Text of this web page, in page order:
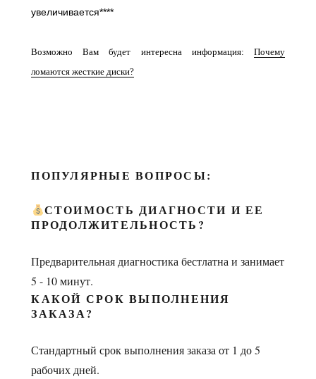
увеличивается****
Возможно Вам будет интересна информация: Почему
ломаются жесткие диски?
ПОПУЛЯРНЫЕ ВОПРОСЫ:
СТОИМОСТЬ ДИАГНОСТИ И ЕЕ
ПРОДОЛЖИТЕЛЬНОСТЬ?
Предварительная диагностика бестлатна и занимает
5 - 10 минут.
КАКОЙ СРОК ВЫПОЛНЕНИЯ
ЗАКАЗА?
Стандартный срок выполнения заказа от 1 до 5
рабочих дней.